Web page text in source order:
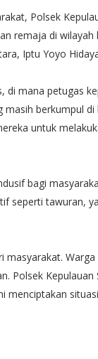
Polsek
remaja di
Iptu Yoyo
mana petugas
berkumpul
untuk
bagi
seperti tawuran,
Polsek